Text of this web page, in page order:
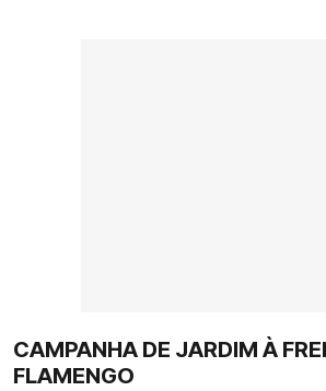
CAMPANHA DE JARDIM À
FLAMENGO